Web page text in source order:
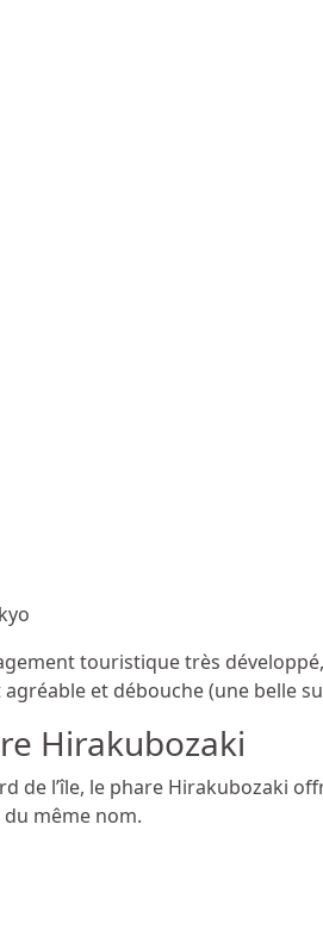
touristique très
et débouche (une belle
Hirakubozaki
de l’île, le phare Hirakubozaki
même nom.